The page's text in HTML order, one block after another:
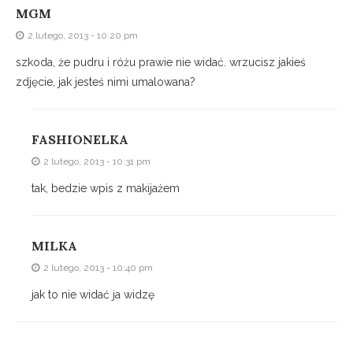
MGM
2 lutego, 2013 - 10:20 pm
szkoda, że pudru i różu prawie nie widać. wrzucisz jakieś
zdjęcie, jak jesteś nimi umalowana?
FASHIONELKA
2 lutego, 2013 - 10:31 pm
tak, bedzie wpis z makijażem
MILKA
2 lutego, 2013 - 10:40 pm
jak to nie widać ja widzę